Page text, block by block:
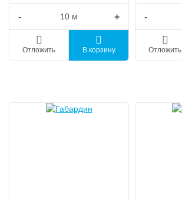
- +
Отложить В корзину
-
Отложить